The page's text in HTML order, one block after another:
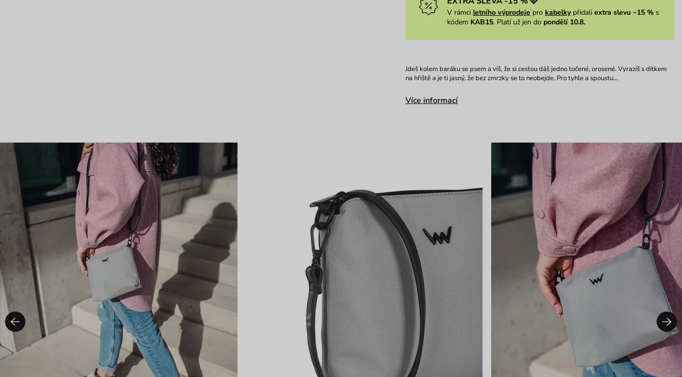
V rámci letního výprodeje pro kabelkypřidali extra slevu −15 %s
kódem KAB15. Platí už jen do pondělí 10.8.
Jdeš kolem baráku se psem a víš, že si cestou dáš jedno točené, orosené. Vyrazíš s dítkem
na hřiště a je ti jasný, že bez zmrzky se to neobejde. Pro tyhle a spoustu…
Více informací